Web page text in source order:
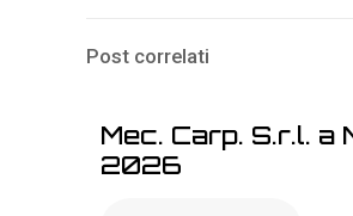
Post correlati
Mec. Carp. S.r.l. a
2026